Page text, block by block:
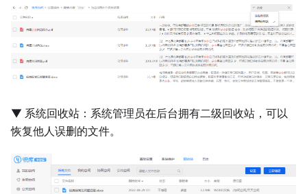
▼ 系统回收站：系统管理员在后台拥有二级回收站，可以
恢复他人误删的文件。